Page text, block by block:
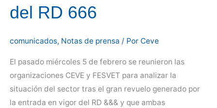
del RD 666
comunicados, Notas de prensa / Por Ceve
El pasado miércoles 5 de febrero se reunieron las
organizaciones CEVE y FESVET para analizar la
situación del sector tras el gran revuelo generado por
la entrada en vigor del RD &&& y que ambas